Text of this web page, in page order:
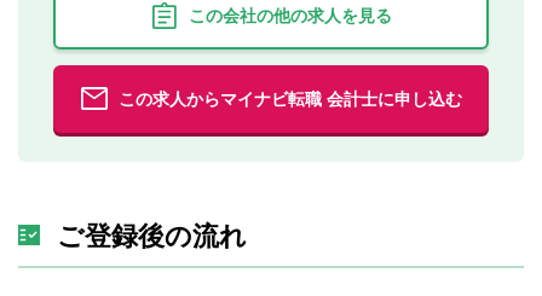
この会社の他の求人を見る
この求人からマイナビ転職 会計士に申し込む
ご登録後の流れ